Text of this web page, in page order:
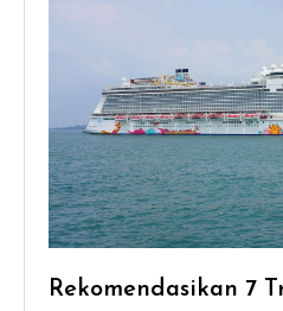
Rekomendasikan 7